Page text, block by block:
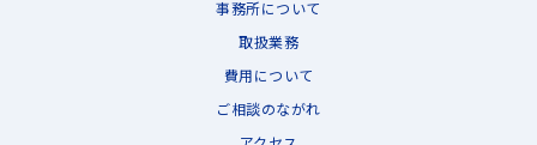
事務所について
取扱業務
費用について
ご相談のながれ